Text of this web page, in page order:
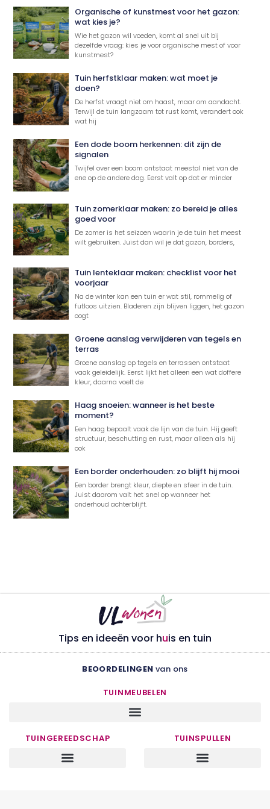
Organische of kunstmest voor het gazon:
wat kies je?
Wie het gazon wil voeden, komt al snel uit bij
dezelfde vraag: kies je voor organische mest of voor
kunstmest?
Tuin herfstklaar maken: wat moet je
doen?
De herfst vraagt niet om haast, maar om aandacht.
Terwijl de tuin langzaam tot rust komt, verandert ook
wat hij
Een dode boom herkennen: dit zijn de
signalen
Twijfel over een boom ontstaat meestal niet van de
ene op de andere dag. Eerst valt op dat er minder
Tuin zomerklaar maken: zo bereid je alles
goed voor
De zomer is het seizoen waarin je de tuin het meest
wilt gebruiken. Juist dan wil je dat gazon, borders,
Tuin lenteklaar maken: checklist voor het
voorjaar
Na de winter kan een tuin er wat stil, rommelig of
futloos uitzien. Bladeren zijn blijven liggen, het gazon
oogt
Groene aanslag verwijderen van tegels en
terras
Groene aanslag op tegels en terrassen ontstaat
vaak geleidelijk. Eerst lijkt het alleen een wat doffere
kleur, daarna voelt de
Haag snoeien: wanneer is het beste
moment?
Een haag bepaalt vaak de lijn van de tuin. Hij geeft
structuur, beschutting en rust, maar alleen als hij
ook
Een border onderhouden: zo blijft hij mooi
Een border brengt kleur, diepte en sfeer in de tuin.
Juist daarom valt het snel op wanneer het
onderhoud achterblijft.
Tips en ideeën voor huis en tuin
BEOORDELINGEN van ons
TUINMEUBELEN
TUINGEREEDSCHAP TUINSPULLEN